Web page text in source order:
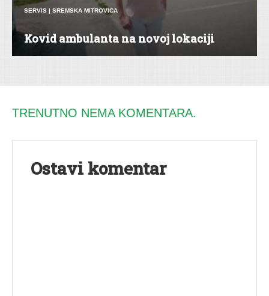
SERVIS | SREMSKA MITROVICA
Kovid ambulanta na novoj lokaciji
TRENUTNO NEMA KOMENTARA.
Ostavi komentar